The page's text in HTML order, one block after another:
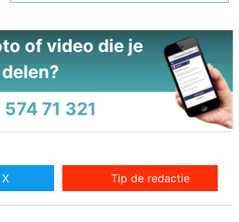
of video die je
71 321
Tip de redactie